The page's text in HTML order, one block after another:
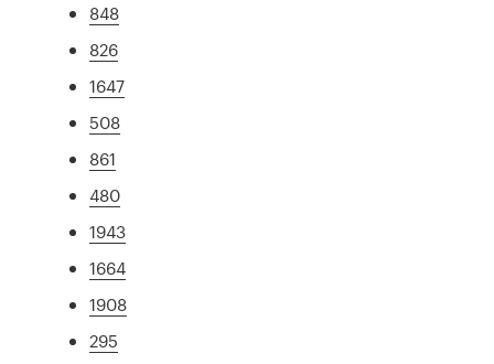
848
826
1647
508
861
480
1943
1664
1908
295